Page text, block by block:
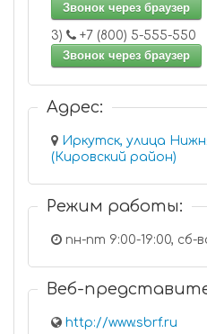
Звонок через браузер
3)
+7 (800) 5-555-550
Звонок через браузер
Адрес:
Иркутск, улица
(Кировский район)
Режим работы:
пн-пт 9:00-19:00, сб-
Веб-
http://www.sbrf.ru